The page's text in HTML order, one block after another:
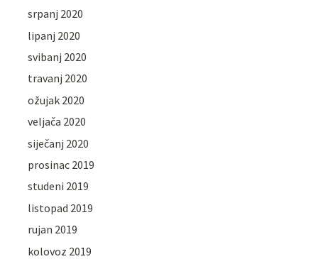
srpanj 2020
lipanj 2020
svibanj 2020
travanj 2020
ožujak 2020
veljača 2020
siječanj 2020
prosinac 2019
studeni 2019
listopad 2019
rujan 2019
kolovoz 2019